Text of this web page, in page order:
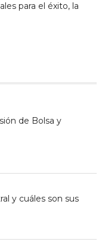
para el éxito, la
de Bolsa y
y cuáles son sus